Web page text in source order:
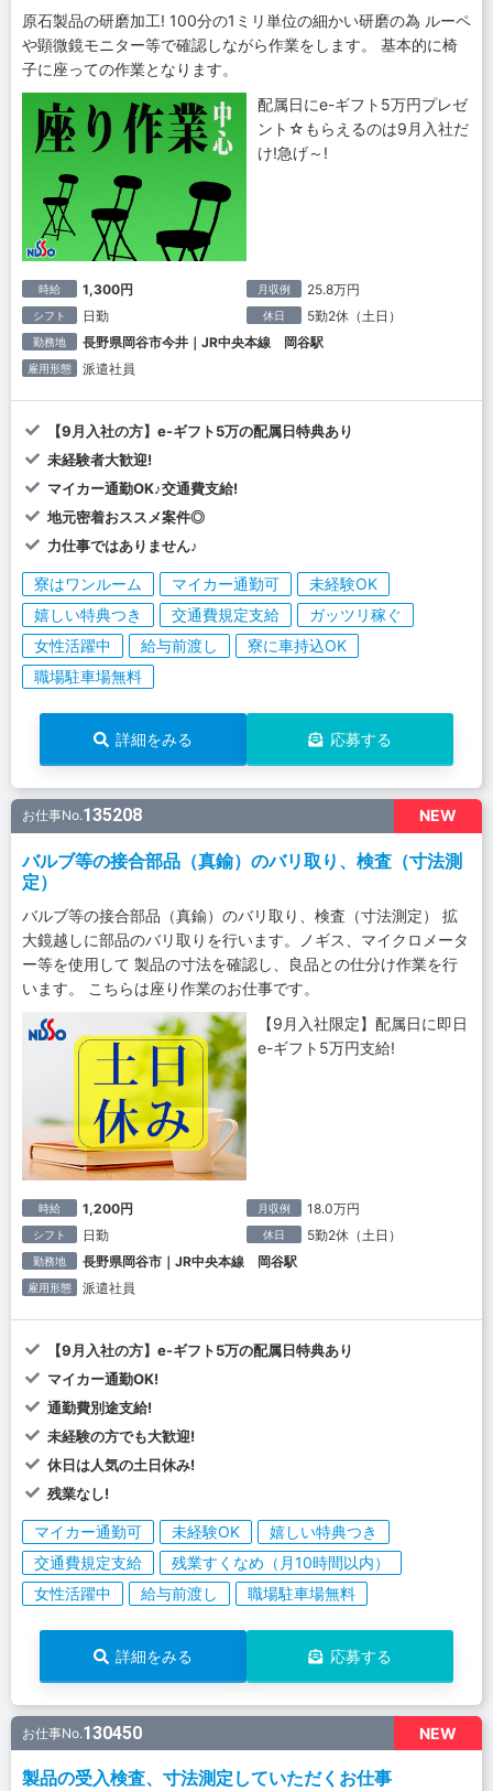
原石製品の研磨加工! 100分の1ミリ単位の細かい研磨の為 ルーペ
や顕微鏡モニター等で確認しながら作業をします。 基本的に椅
子に座っての作業となります。
配属日にe-ギフト5万円プレゼ
ント☆もらえるのは9月入社だ
け!急げ～!
時給 1,300円 月収例 25.8万円
シフト 日勤 休日 5勤2休（土日）
勤務地 長野県岡谷市今井｜JR中央本線 岡谷駅
雇用形態 派遣社員
【9月入社の方】e-ギフト5万の配属日特典あり
未経験者大歓迎!
マイカー通勤OK♪交通費支給!
地元密着おススメ案件◎
力仕事ではありません♪
寮はワンルーム マイカー通勤可
未経験OK
嬉しい特典つき
交通費規定支給
ガッツリ稼ぐ
女性活躍中
給与前渡し
寮に車持込OK
職場駐車場無料
詳細をみる 応募する
NEW
お仕事No.135208
バルブ等の接合部品（真鍮）のバリ取り、検査（寸法測
定）
バルブ等の接合部品（真鍮）のバリ取り、検査（寸法測定） 拡
大鏡越しに部品のバリ取りを行います。ノギス、マイクロメータ
ー等を使用して 製品の寸法を確認し、良品との仕分け作業を行
います。 こちらは座り作業のお仕事です。
【9月入社限定】配属日に即日
e-ギフト5万円支給!
時給 1,200円 月収例 18.0万円
シフト 日勤 休日 5勤2休（土日）
勤務地 長野県岡谷市｜JR中央本線 岡谷駅
雇用形態 派遣社員
【9月入社の方】e-ギフト5万の配属日特典あり
マイカー通勤OK!
通勤費別途支給!
未経験の方でも大歓迎!
休日は人気の土日休み!
残業なし!
マイカー通勤可 未経験OK
嬉しい特典つき
交通費規定支給
残業すくなめ（月10時間以内）
女性活躍中
給与前渡し 職場駐車場無料
詳細をみる 応募する
NEW
お仕事No.130450
製品の受入検査、寸法測定していただくお仕事